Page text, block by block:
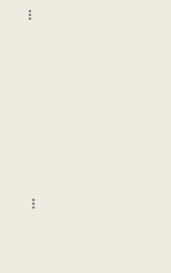
more_vert
more_vert